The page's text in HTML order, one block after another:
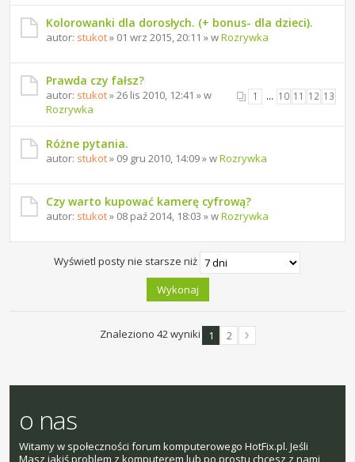
Kolorowanki dla dorosłych. (+ bonus- dla dzieci).
autor: stukot» 01 wrz 2015, 20:11 » wRozrywka
Prawda czy fałsz?
1 … 10 11 12 13
autor: stukot» 26 lis 2010, 12:41 » w
Rozrywka
Różne pytania.
autor: stukot» 09 gru 2010, 14:09 » wRozrywka
Czy warto kupować kamerę cyfrową?
autor: stukot» 08 paź 2014, 18:03 » wRozrywka
Wyświetl posty nie starsze niż
Znaleziono 42 wyniki 1 2
o nas
Witamy w społeczności forum komputerowego HotFix.pl. Jeśli
Masz jakiś problem z komputerem lub po prostu chcesz z nami